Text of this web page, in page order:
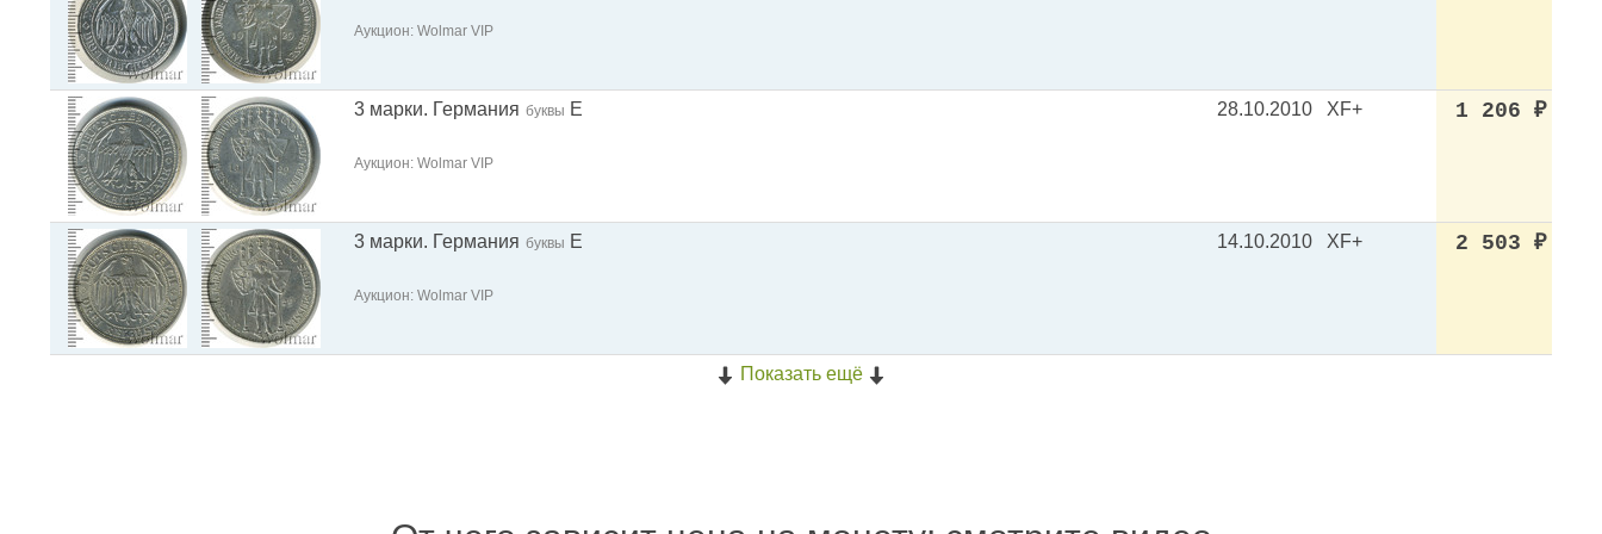
Аукцион: Wolmar VIP
3 марки. Германия буквы E
Аукцион: Wolmar VIP
28.10.2010 XF+ 1 206 ₽
3 марки. Германия буквы E
Аукцион: Wolmar VIP
14.10.2010 XF+ 2 503 ₽
Показать ещё